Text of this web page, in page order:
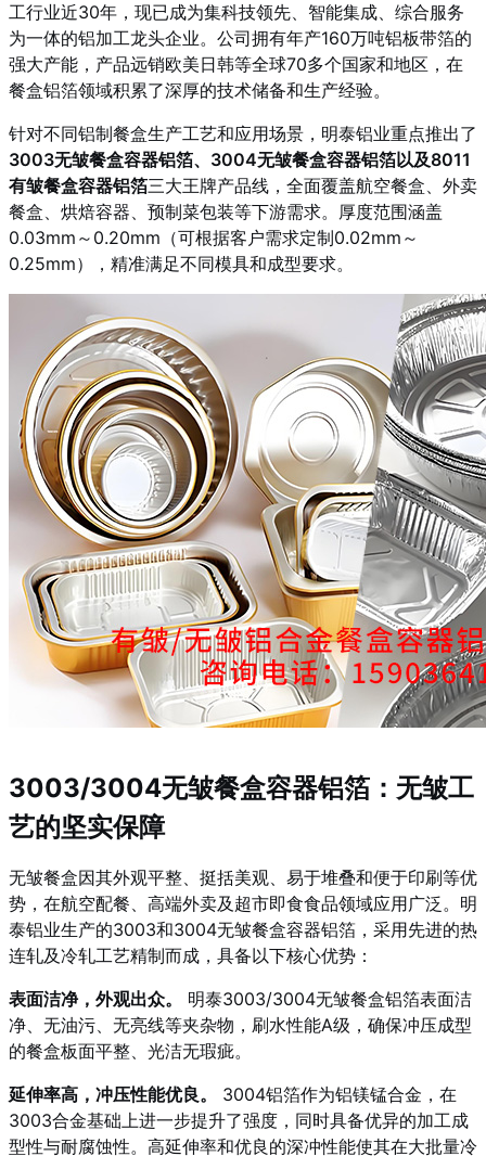
工行业近30年，现已成为集科技领先、智能集成、综合服务
为一体的铝加工龙头企业。公司拥有年产160万吨铝板带箔的
强大产能，产品远销欧美日韩等全球70多个国家和地区，在
餐盒铝箔领域积累了深厚的技术储备和生产经验。
针对不同铝制餐盒生产工艺和应用场景，明泰铝业重点推出了
3003无皱餐盒容器铝箔、3004无皱餐盒容器铝箔以及8011
有皱餐盒容器铝箔三大王牌产品线，全面覆盖航空餐盒、外卖
餐盒、烘焙容器、预制菜包装等下游需求。厚度范围涵盖
0.03mm～0.20mm（可根据客户需求定制0.02mm～
0.25mm），精准满足不同模具和成型要求。
3003/3004无皱餐盒容器铝箔：无皱工
艺的坚实保障
无皱餐盒因其外观平整、挺括美观、易于堆叠和便于印刷等优
势，在航空配餐、高端外卖及超市即食食品领域应用广泛。明
泰铝业生产的3003和3004无皱餐盒容器铝箔，采用先进的热
连轧及冷轧工艺精制而成，具备以下核心优势：
表面洁净，外观出众。
明泰3003/3004无皱餐盒铝箔表面洁
净、无油污、无亮线等夹杂物，刷水性能A级，确保冲压成型
的餐盒板面平整、光洁无瑕疵。
延伸率高，冲压性能优良。
3004铝箔作为铝镁锰合金，在
3003合金基础上进一步提升了强度，同时具备优异的加工成
型性与耐腐蚀性。高延伸率和优良的深冲性能使其在大批量冷